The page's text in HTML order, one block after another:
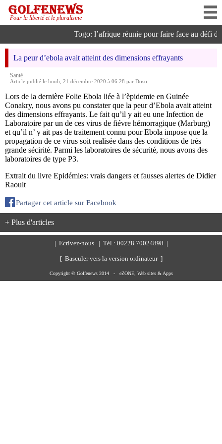
Pour la liberté et le pluralisme
Togo: l’afrique réunie pour faire face au défi
La peur d’ebola avait atteint des dimensions effrayants
Santé
Article publié le lundi, 21 décembre 2020 à 06:28 par Doso
Lors de la dernière Folie Ebola liée à l’èpidemie en Guinée
Conakry, nous avons pu constater que la peur d’Ebola avait atteint
des dimensions effrayants. Le fait qu’il y ait eu une Infection de
Laboratoire par un de ces virus de fiévre hémorragique (Marburg)
et qu’il n’ y ait pas de traitement connu pour Ebola impose que la
propagation de ce virus soit realisée dans des conditions de trés
grande sécirité. Parmi les laboratoires de sécurité, nous avons des
laboratoires de type P3.
Extrait du livre Epidémies: vrais dangers et fausses alertes de Didier
Raoult
Partager cet article sur Facebook
+ Plus d'articles
Ecrivez-nous | Tél.: 00228 70024898 |
[ Basculer vers la version ordinateur ]
Copyright © Golfenews 2014 - eZONE, Web sites & Apps